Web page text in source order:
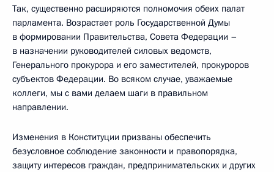
Так, существенно расширяются полномочия обеих палат
парламента. Возрастает роль Государственной Думы
в формировании Правительства, Совета Федерации –
в назначении руководителей силовых ведомств,
Генерального прокурора и его заместителей, прокуроров
субъектов Федерации. Во всяком случае, уважаемые
коллеги, мы с вами делаем шаги в правильном
направлении.
Изменения в Конституции призваны обеспечить
безусловное соблюдение законности и правопорядка,
защиту интересов граждан, предпринимательских и других